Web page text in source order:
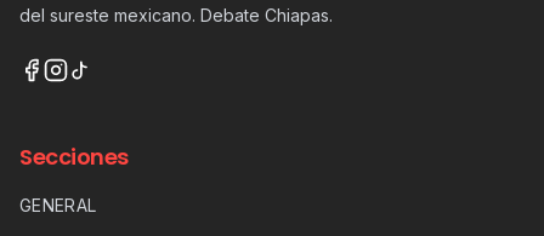
del sureste mexicano. Debate Chiapas.
Secciones
GENERAL